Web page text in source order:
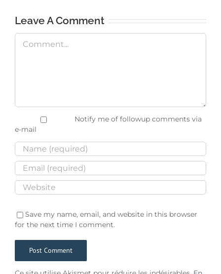
Leave A Comment
Comment
Notify me of followup comments via
e-mail
Save my name, email, and website in this browser
for the next time I comment.